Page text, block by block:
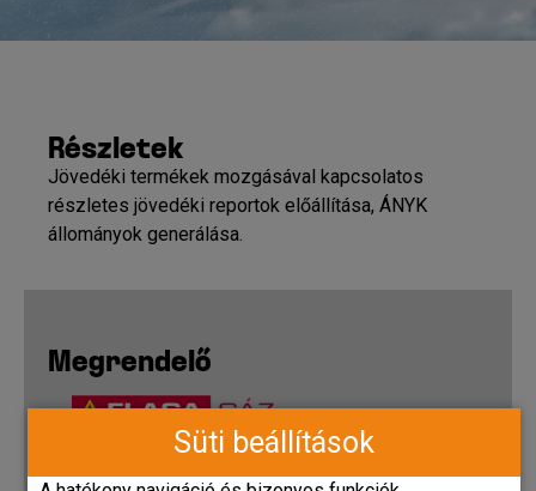
Részletek
Jövedéki termékek mozgásával kapcsolatos
részletes jövedéki reportok előállítása, ÁNYK
állományok generálása.
Megrendelő
Flaga Gáz Kft, Flaga Hungária Kft.
Süti beállítások